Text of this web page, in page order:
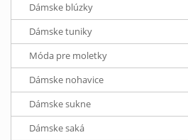
Dámske blúzky
Dámske tuniky
Móda pre moletky
Dámske nohavice
Dámske sukne
Dámske saká